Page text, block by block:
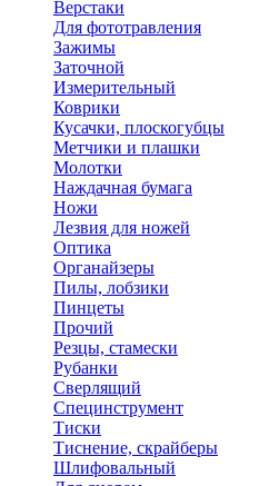
Верстаки
Для фототравления
Зажимы
Заточной
Измерительный
Коврики
Кусачки, плоскогубцы
Метчики и плашки
Молотки
Наждачная бумага
Ножи
Лезвия для ножей
Оптика
Органайзеры
Пилы, лобзики
Пинцеты
Прочий
Резцы, стамески
Рубанки
Сверлящий
Специнструмент
Тиски
Тиснение, скрайберы
Шлифовальный